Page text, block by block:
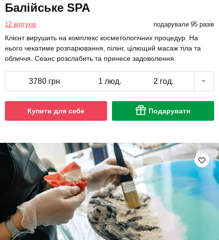
Балійське SPA
12 відгуків подарували 95 разів
Клієнт вирушить на комплекс косметологічних процедур. На
нього чекатиме розпарювання, пілінг, цілющий масаж тіла та
обличчя. Сеанс розслабить та принесе задоволення.
3780 грн 1 люд. 2 год.
Купити для себе Подарувати